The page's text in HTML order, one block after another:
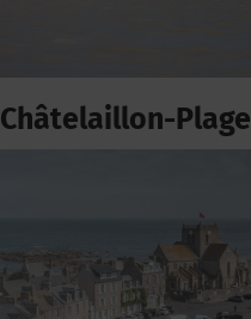
Châtelaillon-Plage